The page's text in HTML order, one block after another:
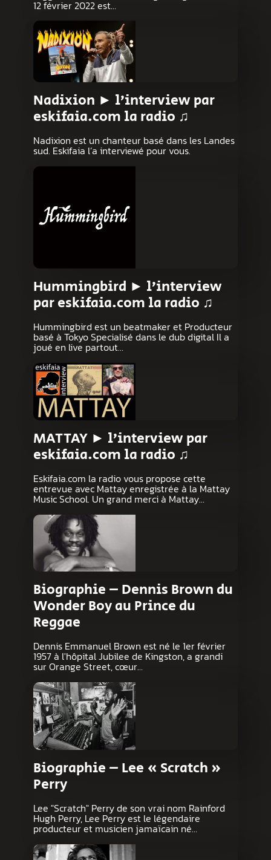
12 février 2022 est…
Nadixion ► l’interview par
eskifaia.com la radio ♫
Nadixion est un chanteur basé dans les Landes
sud. Eskifaia l’a interviewé pour vous.
Hummingbird ► l’interview
par eskifaia.com la radio ♫
Hummingbird est un beatmaker et Producteur
basé à Tokyo Specialisé dans le dub digital Il a
joué en live partout…
MATTAY ► l’interview par
eskifaia.com la radio ♫
Eskifaia.com la radio vous propose cette
entrevue avec Mattay enregistrée à la Mattay
Music School. Un grand merci à Mattay…
Biographie – Dennis Brown du
Wonder Boy au Prince du
Reggae
Dennis Emmanuel Brown est né le 1er février
1957 à l'hôpital Jubilee de Kingston, a grandi
sur Orange Street, cœur…
Biographie – Lee « Scratch »
Perry
Lee "Scratch" Perry de son vrai nom Rainford
Hugh Perry, Lee Perry est le légendaire
producteur et musicien jamaïcain né…